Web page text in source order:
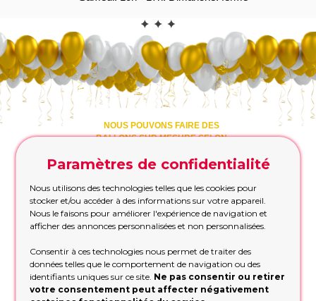
CONTACT
NOUS POUVONS FAIRE DES
BALLONS SUR MESURE SELON
ÉTAPE 1. Quelle est loccasion ?
matière de couleurs?
Paramètres de confidentialité
Nous utilisons des technologies telles que les cookies pour
stocker et/ou accéder à des informations sur votre appareil.
Nous le faisons pour améliorer l'expérience de navigation et
afficher des annonces personnalisées et non personnalisées.
Consentir à ces technologies nous permet de traiter des
données telles que le comportement de navigation ou des
identifiants uniques sur ce site. Ne pas consentir ou retirer
votre consentement peut affecter négativement